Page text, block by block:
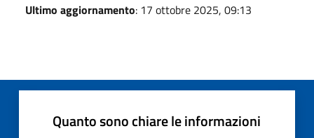
Ultimo aggiornamento: 17 ottobre 2025, 09:13
Quanto sono chiare le informazioni